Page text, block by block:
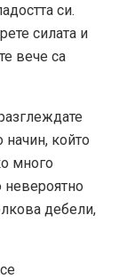
си.
силата и
вече са
който
много
дебели,